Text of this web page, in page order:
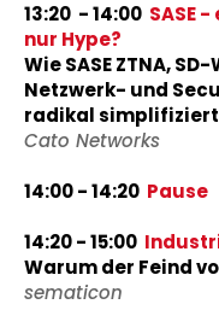
13:20 - 14:00 SASE
nur Hype?
Wie SASE ZTNA,
Netzwerk- und
radikal simplifiziert
Cato Networks
14:00 - 14:20 Pause
14:20 - 15:00
Warum der Feind
sematicon